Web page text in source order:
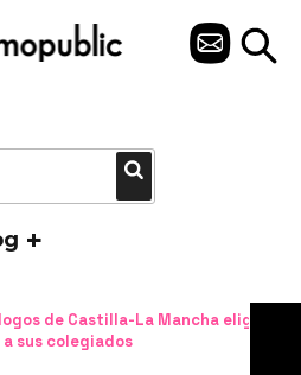
C
T
de Castilla-La Mancha elige
sus colegiados